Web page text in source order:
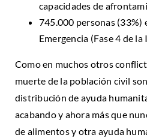
capacidades de
745.000 personas (33%)
Emergencia (Fase 4 de la
Como en muchos otros
muerte de la población civil
distribución de ayuda
acabando y ahora más que
de alimentos y otra ayuda